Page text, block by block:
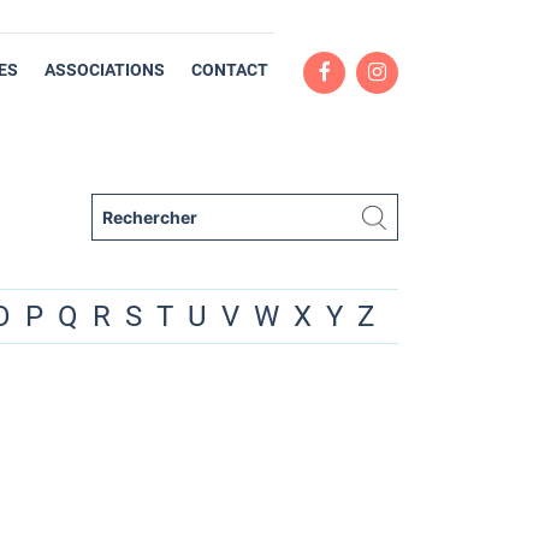
ASSOCIATIONS CONTACT
P Q R S T U V W X Y Z